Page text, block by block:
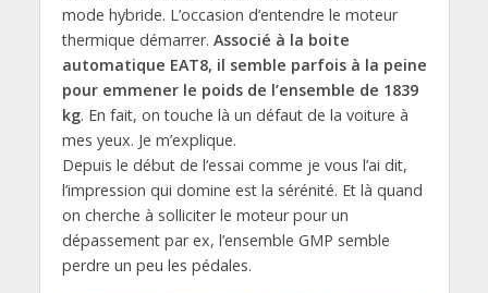
mode hybride. L’occasion d’entendre le moteur
thermique démarrer. Associé à la boite
automatique EAT8, il semble parfois à la peine
pour emmener le poids de l’ensemble de 1839
kg. En fait, on touche là un défaut de la voiture à
mes yeux. Je m’explique.
Depuis le début de l’essai comme je vous l’ai dit,
l’impression qui domine est la sérénité. Et là quand
on cherche à solliciter le moteur pour un
dépassement par ex, l’ensemble GMP semble
perdre un peu les pédales.